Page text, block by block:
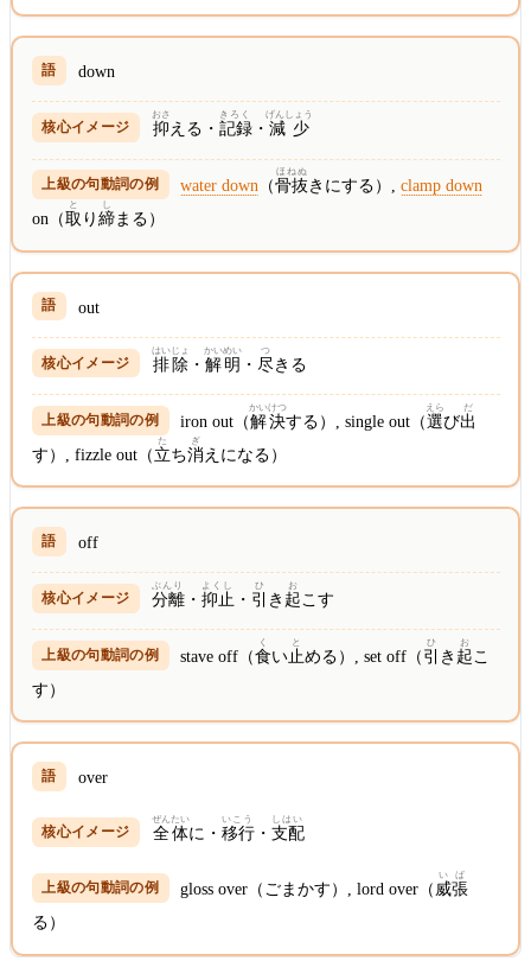
down
抑
おさ
える・ 記録
きろく
・ 減少
げんしょう
water down （骨抜
ほねぬ
きにする）,clamp down
on（取
と
り 締
し
まる）
out
排除
はいじょ
・ 解明
かいめい
・ 尽
つ
きる
iron out（解決
かいけつ
する）, single out（選
えら
び出
だ
す）, fizzle out（ 立
た
ち消
ぎ
えになる）
off
分離
ぶんり
・ 抑止
よくし
・ 引
ひ
き 起
お
こす
stave off（食
く
い止
と
める）, set off（ 引
ひ
き 起
お
こ
す）
over
全体
ぜんたい
に・ 移行
いこう
・ 支配
しはい
gloss over（ごまかす）, lord over（ 威張
いば
る）